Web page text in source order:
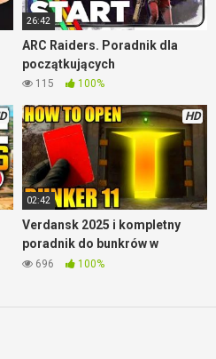
26:42
ARC Raiders. Poradnik dla
początkujących
115 100%
HD
02:42
Verdansk 2025 i kompletny
poradnik do bunkrów w
Warzone
696 100%